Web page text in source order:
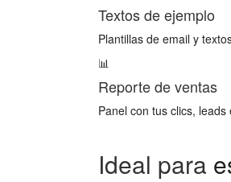
Textos de ejemplo
Plantillas de email y
📊
Reporte de ventas
Panel con tus clics,
Ideal para